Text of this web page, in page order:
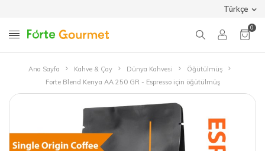
Türkçe
0
Ana Sayfa Kahve & Çay Dünya Kahvesi
Öğütülmüş
Forte Blend Kenya AA 250 GR - Espresso için öğütülmüş